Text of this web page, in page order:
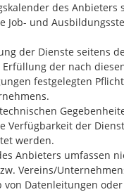
des Anbieters
Job- und
der Dienste seitens
der nach
festgelegten
Verfügbarkeit der
werden.
Anbieters umfassen
Vereins/
von Datenleitungen